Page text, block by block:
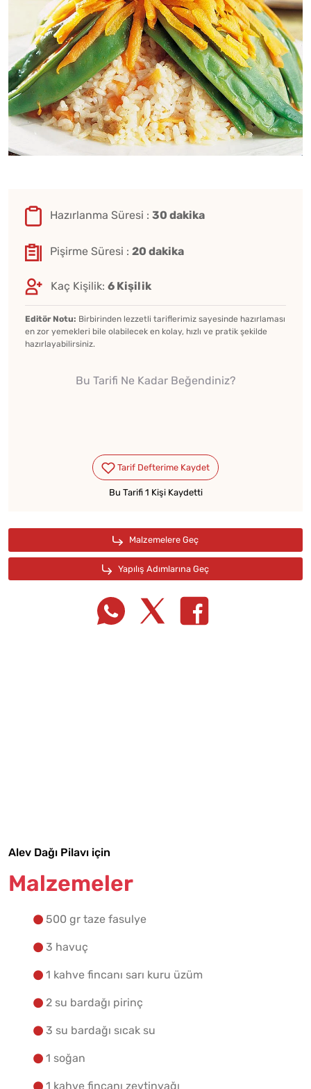
Hazırlanma Süresi : 30 dakika
Pişirme Süresi : 20 dakika
Kaç Kişilik: 6 Kişilik
Editör Notu: Birbirinden lezzetli tariflerimiz sayesinde hazırlaması
en zor yemekleri bile olabilecek en kolay, hızlı ve pratik şekilde
hazırlayabilirsiniz.
Bu Tarifi Ne Kadar Beğendiniz?
Bu Tarifi 1 Kişi Kaydetti
Alev Dağı Pilavı için
Malzemeler
500 gr taze fasulye
3 havuç
1 kahve fincanı sarı kuru üzüm
2 su bardağı pirinç
3 su bardağı sıcak su
1 soğan
1 kahve fincanı zeytinyağı